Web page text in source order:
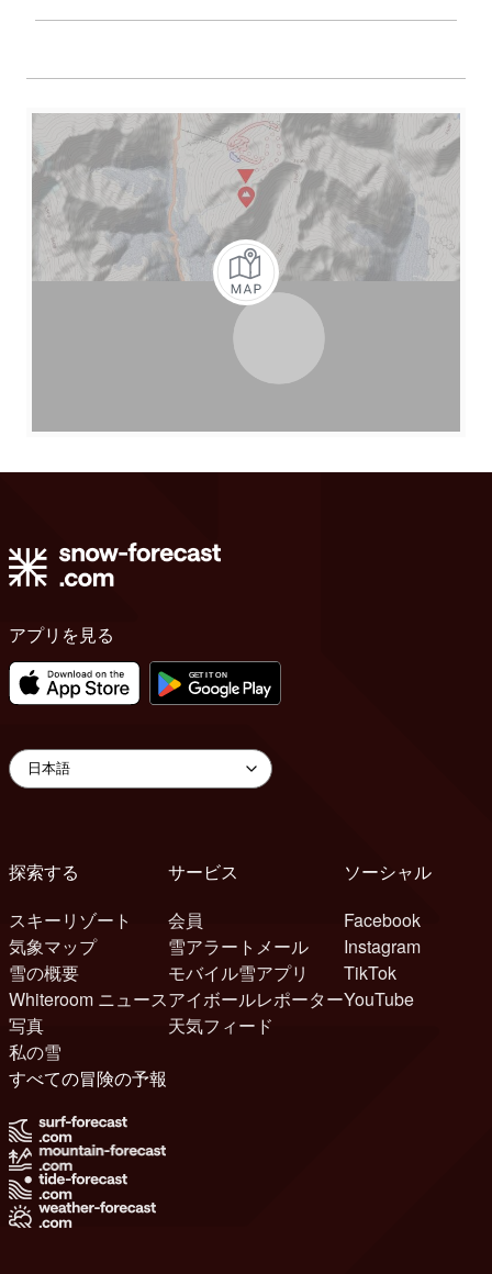
アプリを見る
探索する
スキーリゾート
気象マップ
雪の概要
Whiteroom ニュース
写真
私の雪
サービス
会員
雪アラートメール
モバイル雪アプリ
アイボールレポーター
天気フィード
ソーシャル
Facebook
Instagram
TikTok
YouTube
すべての冒険の予報